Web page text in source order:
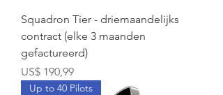
Squadron Tier - driemaandelijks
contract (elke 3 maanden
gefactureerd)
Prijs
US$ 190,99
Up to 40 Pilots